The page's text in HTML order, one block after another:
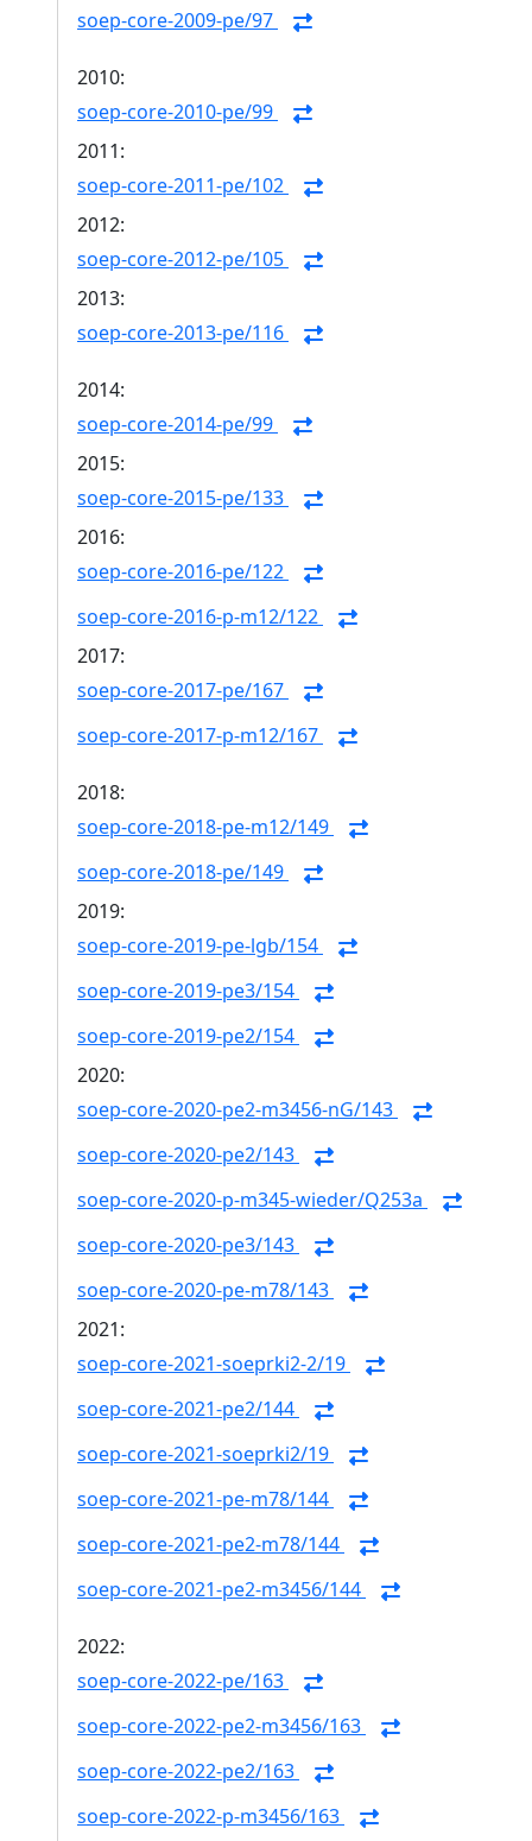
soep-core-2009-pe/97
2010:
soep-core-2010-pe/99
2011:
soep-core-2011-pe/102
2012:
soep-core-2012-pe/105
2013:
soep-core-2013-pe/116
2014:
soep-core-2014-pe/99
2015:
soep-core-2015-pe/133
2016:
soep-core-2016-pe/122
soep-core-2016-p-m12/122
2017:
soep-core-2017-pe/167
soep-core-2017-p-m12/167
2018:
soep-core-2018-pe-m12/149
soep-core-2018-pe/149
2019:
soep-core-2019-pe-lgb/154
soep-core-2019-pe3/154
soep-core-2019-pe2/154
2020:
soep-core-2020-pe2-m3456-nG/143
soep-core-2020-pe2/143
soep-core-2020-p-m345-wieder/Q253a
soep-core-2020-pe3/143
soep-core-2020-pe-m78/143
2021:
soep-core-2021-soeprki2-2/19
soep-core-2021-pe2/144
soep-core-2021-soeprki2/19
soep-core-2021-pe-m78/144
soep-core-2021-pe2-m78/144
soep-core-2021-pe2-m3456/144
2022:
soep-core-2022-pe/163
soep-core-2022-pe2-m3456/163
soep-core-2022-pe2/163
soep-core-2022-p-m3456/163